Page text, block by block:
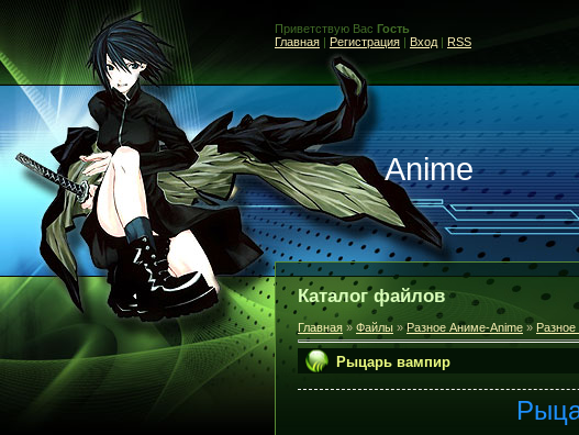
Приветствую Вас Гость
Главная | Регистрация | Вход | RSS
Anime
Каталог файлов
Главная » Файлы »Разное Аниме-Anime »
Рыцарь вампир